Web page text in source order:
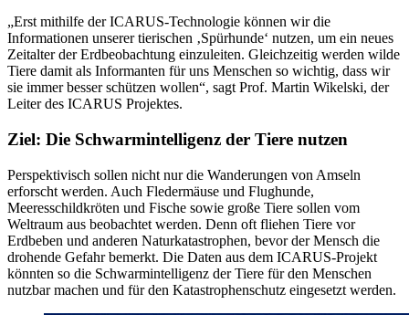
„Erst mithilfe der ICARUS-Technologie können wir die
Informationen unserer tierischen ‚Spürhunde‘ nutzen, um ein neues
Zeitalter der Erdbeobachtung einzuleiten. Gleichzeitig werden wilde
Tiere damit als Informanten für uns Menschen so wichtig, dass wir
sie immer besser schützen wollen“, sagt Prof. Martin Wikelski, der
Leiter des ICARUS Projektes.
Ziel: Die Schwarmintelligenz der Tiere nutzen
Perspektivisch sollen nicht nur die Wanderungen von Amseln
erforscht werden. Auch Fledermäuse und Flughunde,
Meeresschildkröten und Fische sowie große Tiere sollen vom
Weltraum aus beobachtet werden. Denn oft fliehen Tiere vor
Erdbeben und anderen Naturkatastrophen, bevor der Mensch die
drohende Gefahr bemerkt. Die Daten aus dem ICARUS-Projekt
könnten so die Schwarmintelligenz der Tiere für den Menschen
nutzbar machen und für den Katastrophenschutz eingesetzt werden.